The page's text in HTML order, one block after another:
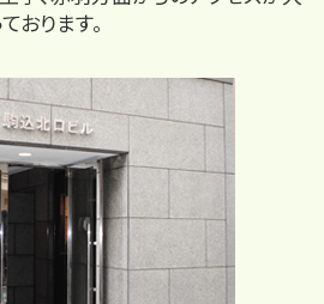
おります。